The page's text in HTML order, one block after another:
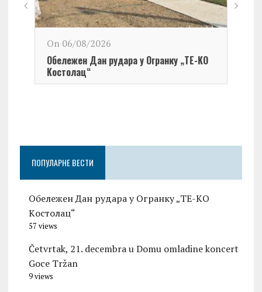
On 06/08/2026
Обележен Дан рудара у Огранку „ТЕ-KО
Kостолац“
ПОПУЛАРНЕ ВЕСТИ
Обележен Дан рудара у Огранку „ТЕ-KО
Kостолац“
57 views
Četvrtak, 21. decembra u Domu omladine koncert
Goce Tržan
9 views